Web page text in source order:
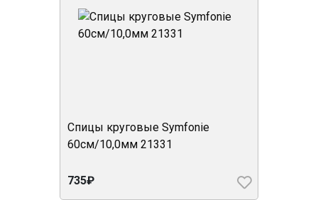
Спицы круговые Symfonie
60см/10,0мм 21331
735₽